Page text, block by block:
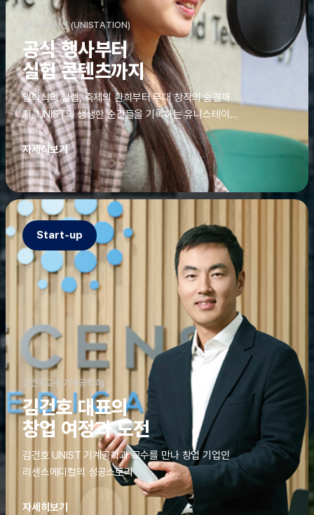
유니스테이션 (UNISTATION)
공식 행사부터
실험 콘텐츠까지
입학식의 설렘, 축제의 환희부터 무대 창작의 숨결까
지. UNIST의 생생한 순간들을 기록하는 유니스테이션
에는 청춘의 열정과 땀이 고스란히 쌓여 있었다. 그 기
록을 위해 편집실은 밤새 불을 밝히기도, 국원들은 소
파에 몸을 떨군 채 쪽잠을 자기도 한다. 이렇듯, 유니스
테이션의 성실한 기록이 있어, UNIST의 이야기는 오
늘도 새로운 빛으로 반짝일 수 있다.
자세히보기
Start-up
김건호교수(기계공학과)
김건호 대표의
창업 여정과 도전
김건호 UNIST 기계공학과 교수를 만나 창업 기업인
리센스메디컬의 성공스토리
자세히보기